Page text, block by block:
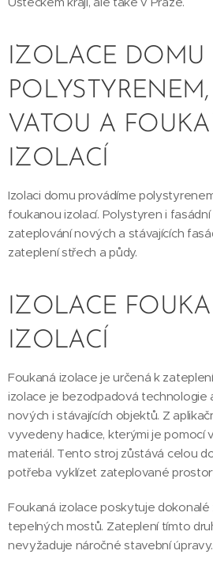
IZOLACE DOMU
VATOU A
IZOLACÍ
Izolaci domu provádíme
foukanou izolací. Polystyren i
zateplování nových a stávajících
zateplení střech a půdy.
IZOLACE
IZOLACÍ
Foukaná izolace je určená k
izolace je bezodpadová technologie
nových i stávajících objektů. Z
vyvedeny hadice, kterými je pomocí
materiál. Tento stroj zůstává celou
potřeba vyklízet zateplované
Foukaná izolace poskytuje
tepelných mostů. Zateplení tímto
nevyžaduje náročné stavební úpravy.